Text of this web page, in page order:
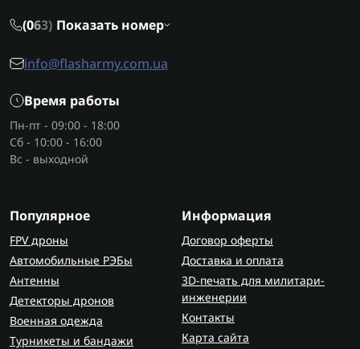
(063) Показать номер
info@flasharmy.com.ua
Время работы
Пн-пт - 09:00 - 18:00
Сб - 10:00 - 16:00
Вс - выходной
Популярное
FPV дроны
Автомобильные РЭБы
Антенны
Детекторы дронов
Военная одежда
Турникеты и бандажи
Информация
Договор оферты
Доставка и оплата
3D-печать для милитари-
инженерии
Контакты
Карта сайта